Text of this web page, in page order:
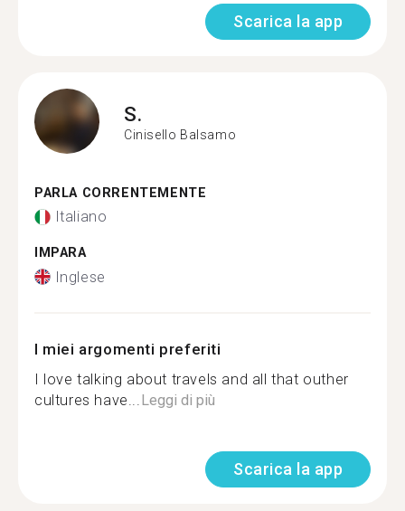
Scarica la app
S.
Cinisello Balsamo
PARLA CORRENTEMENTE
Italiano
IMPARA
Inglese
I miei argomenti preferiti
I love talking about travels and all that outher
cultures have... Leggi di più
Scarica la app